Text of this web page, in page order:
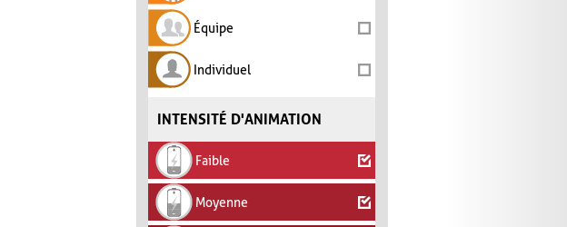
Équipe
Individuel
INTENSITÉ D'ANIMATION
Faible
Moyenne